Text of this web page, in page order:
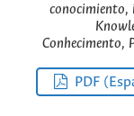
conocimiento,
Conhecimento,
PDF